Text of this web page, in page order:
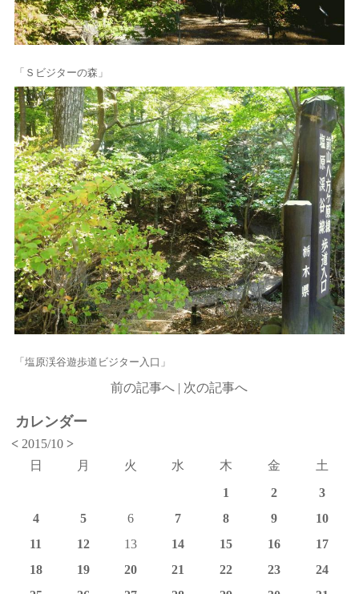
「Ｓビジターの森」
「塩原渓谷遊歩道ビジター入口」
前の記事へ | 次の記事へ
カレンダー
< 2015/10>
日
月 火 水 木 金
土
1
2
3
4
5 6 7 8 9
10
11
12 13 14 15 16
17
18
19 20 21 22 23
24